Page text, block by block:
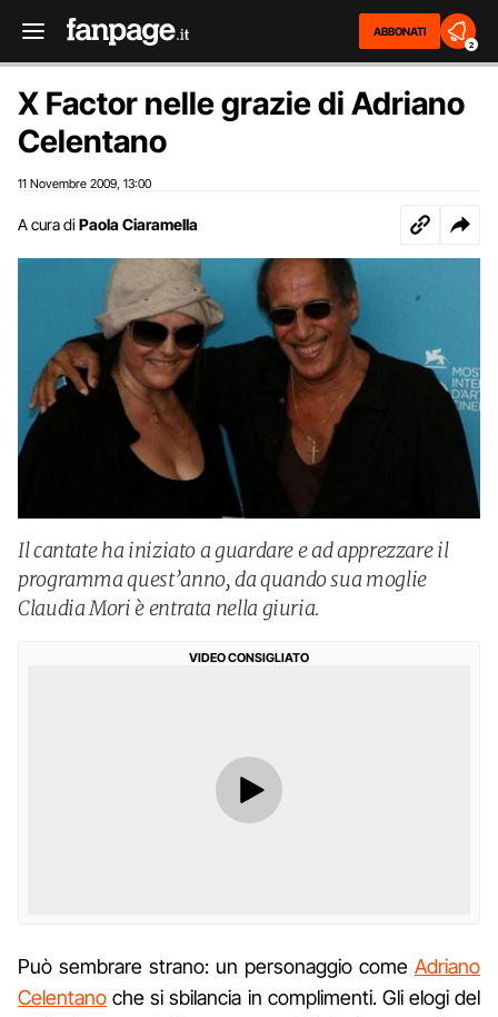
ABBONATI
2
X Factor nelle grazie di Adriano
Celentano
11 Novembre 2009 13:00
A cura di Paola Ciaramella
Il cantate ha iniziato a guardare e ad apprezzare il
programma quest’anno, da quando sua moglie
Claudia Mori è entrata nella giuria.
VIDEO CONSIGLIATO
Può sembrare strano: un personaggio come Adriano
Celentano che si sbilancia in complimenti. Gli elogi del